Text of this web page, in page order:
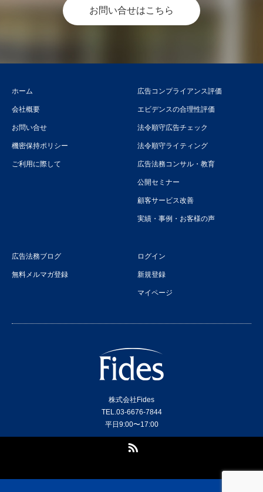
お問い合せはこちら
ホーム
会社概要
お問い合せ
機密保持ポリシー
ご利用に際して
広告コンプライアンス評価
エビデンスの合理性評価
法令順守広告チェック
法令順守ライティング
広告法務コンサル・教育
公開セミナー
顧客サービス改善
実績・事例・お客様の声
広告法務ブログ
無料メルマガ登録
ログイン
新規登録
マイページ
株式会社Fides
TEL.03-6676-7844
平日9:00〜17:00